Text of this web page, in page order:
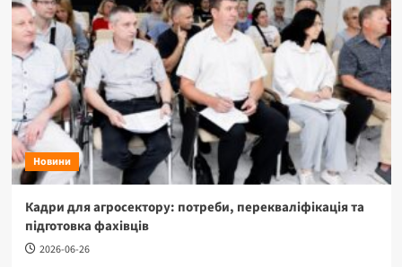
Новини
Кадри для агросектору: потреби, перекваліфікація та
підготовка фахівців
2026-06-26